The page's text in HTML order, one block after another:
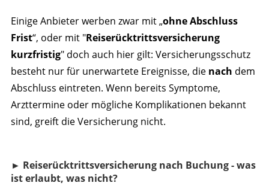
Einige Anbieter werben zwar mit „ohne Abschluss
Frist“, oder mit "Reiserücktrittsversicherung
kurzfristig" doch auch hier gilt: Versicherungsschutz
besteht nur für unerwartete Ereignisse, die nach dem
Abschluss eintreten. Wenn bereits Symptome,
Arzttermine oder mögliche Komplikationen bekannt
sind, greift die Versicherung nicht.
► Reiserücktrittsversicherung nach Buchung - was
ist erlaubt, was nicht?